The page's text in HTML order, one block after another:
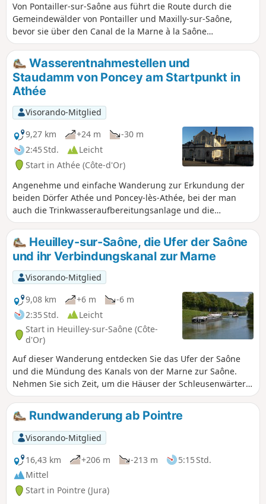
Von Pontailler-sur-Saône aus führt die Route durch die
Gemeindewälder von Pontailler und Maxilly-sur-Saône,
bevor sie über den Canal de la Marne à la Saône
hinunterführt und dann entlang der Saône zurück nach
Pontailler.
Wasserentnahmestellen und
Staudamm von Poncey am Startpunkt in
Athée
Visorando-Mitglied
9,27 km
+24 m
-30 m
2:45 Std.
Leicht
Start in Athée (Côte-d'Or)
Angenehme und einfache Wanderung zur Erkundung der
beiden Dörfer Athée und Poncey-lès-Athée, bei der man
auch die Trinkwasseraufbereitungsanlage und die
Wasserfassungen von Dijon Métropole, den Staudamm von
Poncey, die Kirche und das Gebäude des Altenheims von
Athée sehen kann.
Heuilley-sur-Saône, die Ufer der Saône
und ihr Verbindungskanal zur Marne
Visorando-Mitglied
9,08 km
+6 m
-6 m
2:35 Std.
Leicht
Start in Heuilley-sur-Saône (Côte-
d'Or)
Auf dieser Wanderung entdecken Sie das Ufer der Saône
und die Mündung des Kanals von der Marne zur Saône.
Nehmen Sie sich Zeit, um die Häuser der Schleusenwärter
und die Schleusen zu betrachten. Vielleicht sehen Sie
Schwäne, Reiher und Kraniche. Schöne Ausblicke auf die
Rinderfarmen und ihre Weiden. Kurz bevor Sie zum
Ausgangspunkt zurückkehren, überqueren Sie die Pont de
Garde in der Nähe der beiden Staudämme an der Saône
und der letzten Schleuse der Strecke.
Rundwanderung ab Pointre
Visorando-Mitglied
16,43 km
+206 m -213 m
5:15 Std.
Mittel
Start in Pointre (Jura)